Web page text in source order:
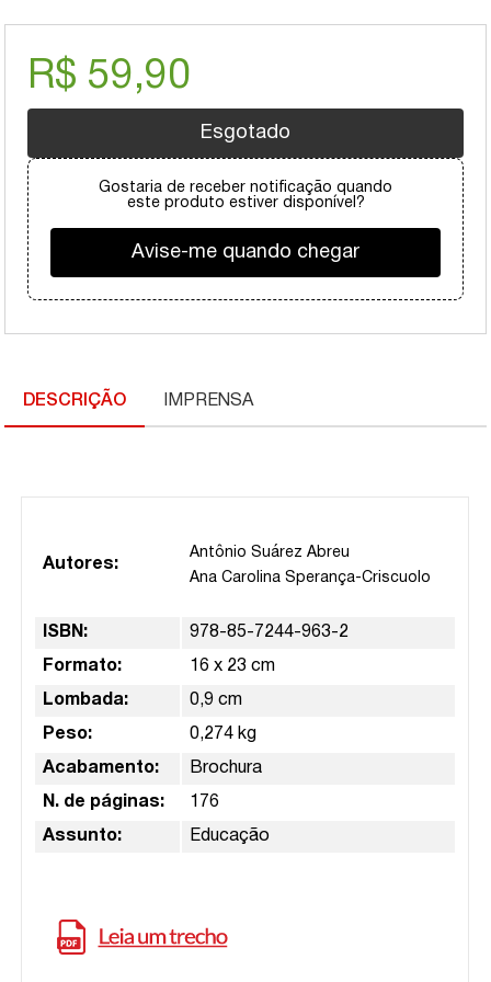
R$ 59,90
Esgotado
Gostaria de receber notificação quando
este produto estiver disponível?
Avise-me quando chegar
DESCRIÇÃO IMPRENSA
Autores:
Antônio Suárez Abreu
Ana Carolina Sperança-Criscuolo
ISBN: 978-85-7244-963-2
Formato: 16 x 23 cm
Lombada: 0,9 cm
Peso: 0,274 kg
Acabamento: Brochura
N. de páginas: 176
Assunto: Educação